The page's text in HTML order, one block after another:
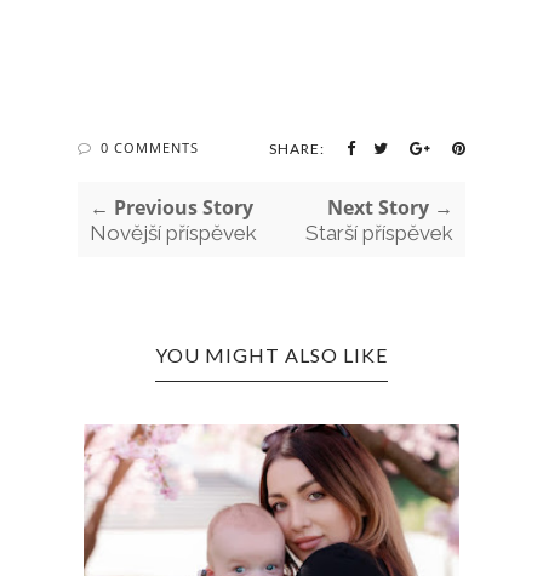
0 COMMENTS SHARE:
← Previous Story
Novější příspěvek
Next Story →
Starší příspěvek
YOU MIGHT ALSO LIKE